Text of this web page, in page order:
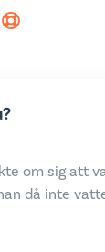
om sig att
då inte